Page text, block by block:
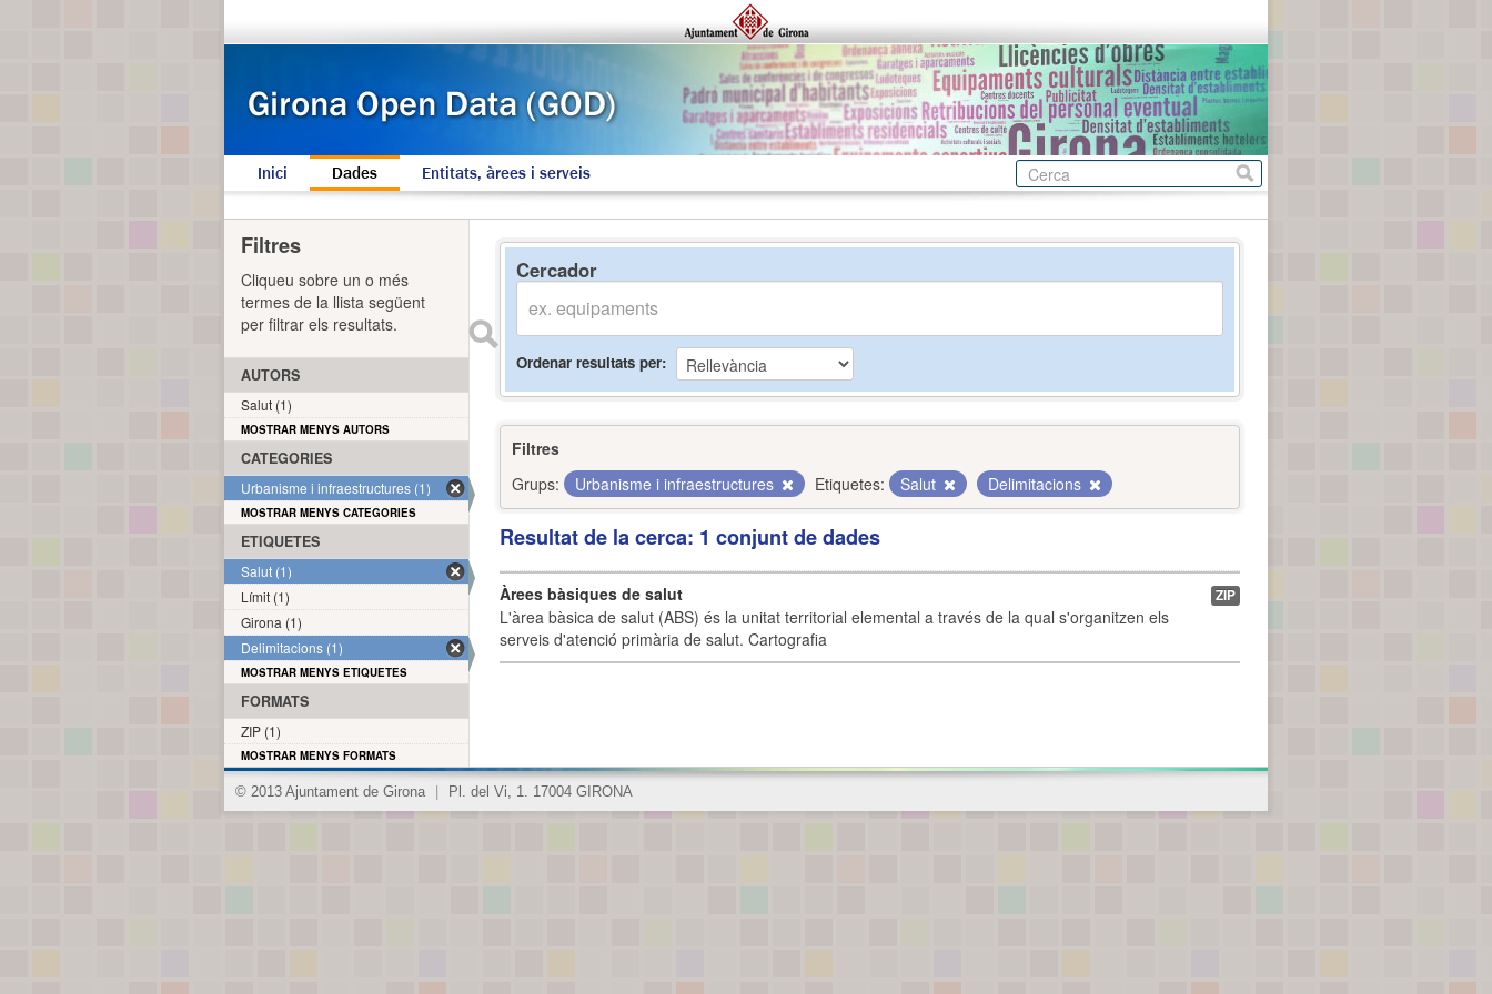
Inici Dades Entitats, àrees i serveis
Cercador
Ordenar resultats per
Filtres
Grups:
Urbanisme i infraestructures Etiquetes: Salut Delimitacions
Resultat de la cerca: 1 conjunt de dades
Àrees bàsiques de salut
L'àrea bàsica de salut (ABS) és la unitat territorial elemental a través de la qual s'organitzen els
serveis d'atenció primària de salut. Cartografia
ZIP
Filtres
Cliqueu sobre un o més
termes de la llista següent
per filtrar els resultats.
AUTORS
Salut (1)
MOSTRAR MENYS AUTORS
CATEGORIES
Urbanisme i infraestructures (1)
MOSTRAR MENYS CATEGORIES
ETIQUETES
Salut (1)
Límit (1)
Girona (1)
Delimitacions (1)
MOSTRAR MENYS ETIQUETES
FORMATS
ZIP (1)
MOSTRAR MENYS FORMATS
© 2013 Ajuntament de Girona Pl. del Vi, 1. 17004 GIRONA